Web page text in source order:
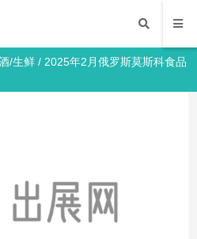
/生鲜 / 2025年2月俄罗斯莫斯科食品